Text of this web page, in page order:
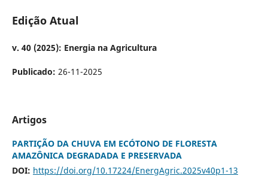
Edição Atual
v. 40 (2025): Energia na Agricultura
Publicado: 26-11-2025
Artigos
PARTIÇÃO DA CHUVA EM ECÓTONO DE FLORESTA
AMAZÔNICA DEGRADADA E PRESERVADA
DOI: https://doi.org/10.17224/EnergAgric.2025v40p1-13